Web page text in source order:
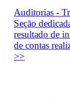
Auditorias -
Seção
resultado de
de contas
>>